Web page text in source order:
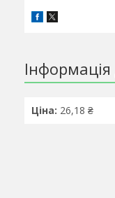
Ціна: 26,18 ₴